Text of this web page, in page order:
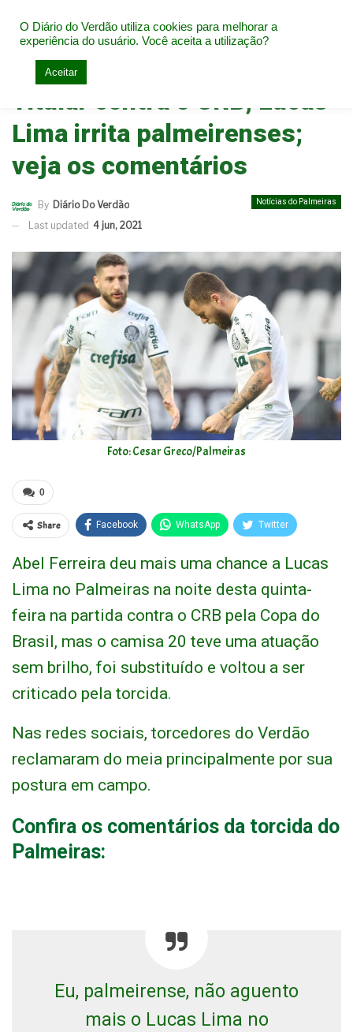
Home Notícias do Palmeiras
Titular contra o CRB, Lucas
Lima irrita palmeirenses;
veja os comentários
Notícias do Palmeiras
By Diário Do Verdão
Last updated 4 jun, 2021
Foto: Cesar Greco/Palmeiras
0
Share Facebook WhatsApp Twitter
Abel Ferreira deu mais uma chance a Lucas
Lima no Palmeiras na noite desta quinta-
feira na partida contra o CRB pela Copa do
Brasil, mas o camisa 20 teve uma atuação
sem brilho, foi substituído e voltou a ser
criticado pela torcida.
Nas redes sociais, torcedores do Verdão
reclamaram do meia principalmente por sua
postura em campo.
Confira os comentários da torcida do
Palmeiras:
Eu, palmeirense, não aguento
mais o Lucas Lima no
O Diário do Verdão utiliza cookies para melhorar a
experiência do usuário. Você aceita a utilização?
Aceitar